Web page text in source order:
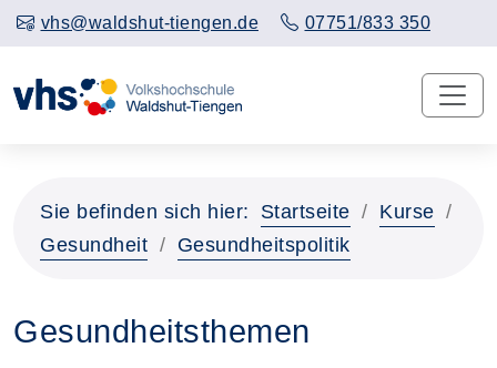
vhs@waldshut-tiengen.de 07751/833 350
Sie befinden sich hier: Startseite
Kurse
Gesundheit
Gesundheitspolitik
Gesundheitsthemen